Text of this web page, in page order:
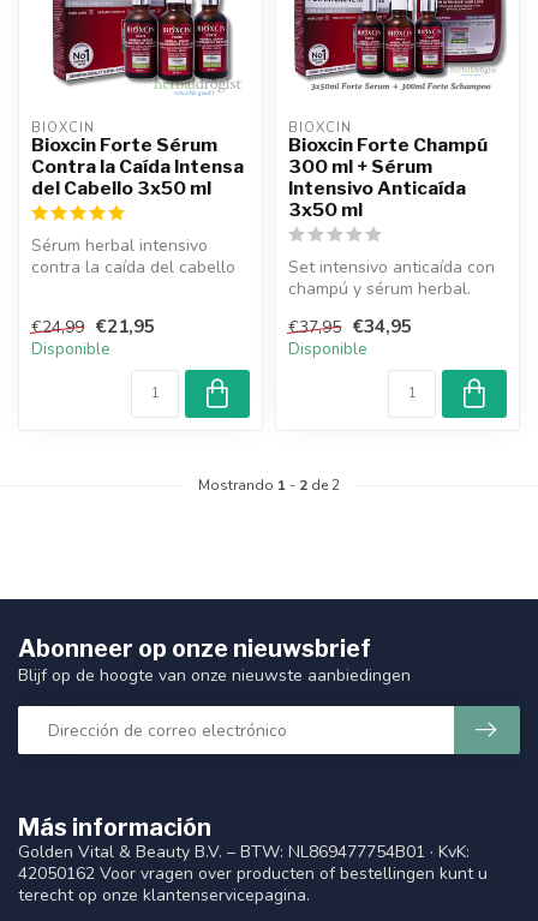
BIOXCIN
Bioxcin Forte Sérum
Contra la Caída Intensa
del Cabello 3x50 ml
Sérum herbal intensivo
contra la caída del cabello
€24,99 €21,95
Disponible
BIOXCIN
Bioxcin Forte Champú
300 ml + Sérum
Intensivo Anticaída
3x50 ml
Set intensivo anticaída con
champú y sérum herbal.
Biocomp...
€37,95 €34,95
Disponible
Mostrando 1 - 2 de 2
Más información
Golden Vital & Beauty B.V. – BTW: NL869477754B01 · KvK:
42050162 Voor vragen over producten of bestellingen kunt u
terecht op onze klantenservicepagina.
Abonneer op onze nieuwsbrief
Blijf op de hoogte van onze nieuwste aanbiedingen